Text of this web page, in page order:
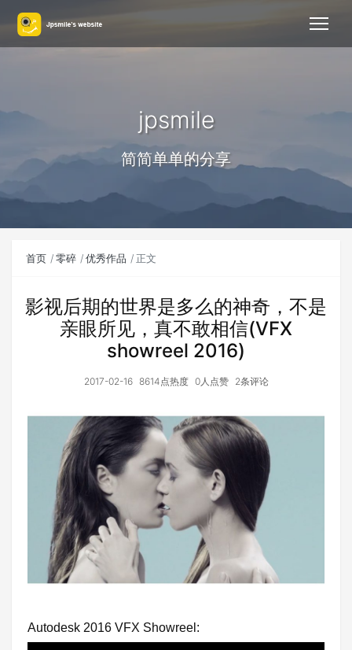
jpsmile
简简单单的分享
首页 零碎 优秀作品 正文
影视后期的世界是多么的神奇，不是
亲眼所见，真不敢相信(VFX
showreel 2016)
2017-02-16 8614点热度 0人点赞 2条评论
Autodesk 2016 VFX Showreel: